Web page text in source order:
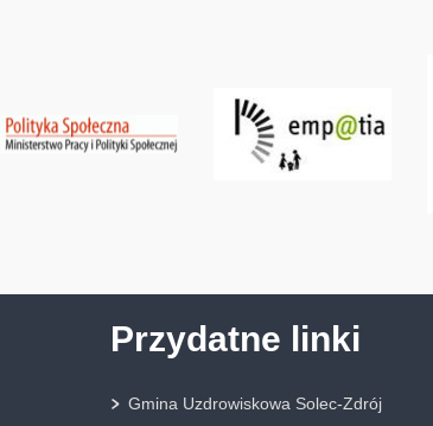
Przydatne linki
Gmina Uzdrowiskowa Solec-Zdrój